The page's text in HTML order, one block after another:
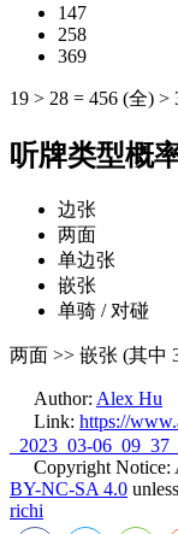
147
258
369
19 > 28 = 456 (全) >
听牌类型概
边张
两面
单边张
嵌张
单骑 / 对碰
两面 >> 嵌张 (其中
Author: Alex Hu
Link: https://
_2023_03-
Copyright Notice:
BY-NC-SA 4.0
richi